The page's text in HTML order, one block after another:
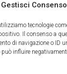
Gestisci Consenso
tecnologie
Il consenso a
di navigazione o ID
influire